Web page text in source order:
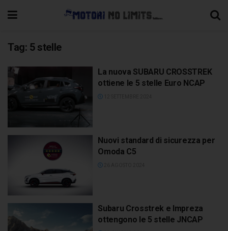
Tag: 5 stelle
La nuova SUBARU CROSSTREK
ottiene le 5 stelle Euro NCAP
Nuovi standard di sicurezza per
Omoda C5
Subaru Crosstrek e Impreza
ottengono le 5 stelle JNCAP